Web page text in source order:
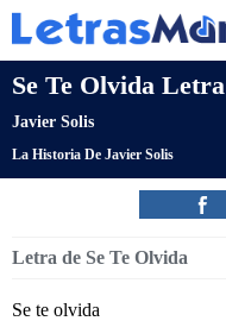
Se Te Olvida Letra
Javier Solis
La Historia De Javier Solis
Letra de Se Te Olvida
Se te olvida